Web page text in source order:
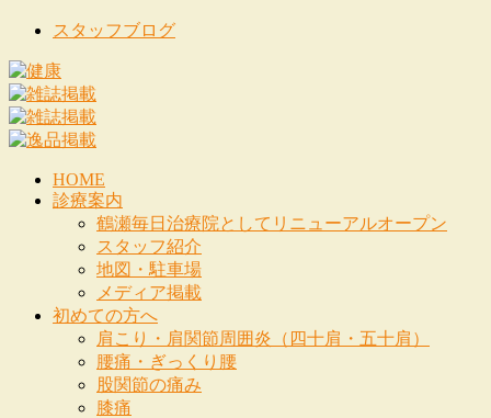
スタッフブログ
HOME
診療案内
鶴瀬毎日治療院としてリニューアルオープン
スタッフ紹介
地図・駐車場
メディア掲載
初めての方へ
肩こり・肩関節周囲炎（四十肩・五十肩）
腰痛・ぎっくり腰
股関節の痛み
膝痛